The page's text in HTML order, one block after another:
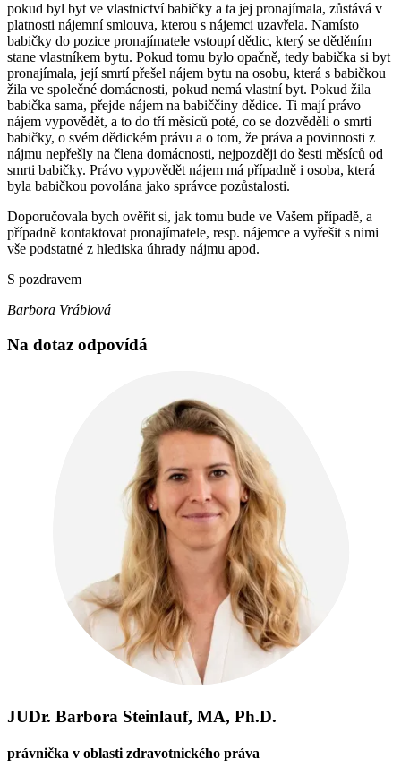
pokud byl byt ve vlastnictví babičky a ta jej pronajímala, zůstává v
platnosti nájemní smlouva, kterou s nájemci uzavřela. Namísto
babičky do pozice pronajímatele vstoupí dědic, který se děděním
stane vlastníkem bytu. Pokud tomu bylo opačně, tedy babička si byt
pronajímala, její smrtí přešel nájem bytu na osobu, která s babičkou
žila ve společné domácnosti, pokud nemá vlastní byt. Pokud žila
babička sama, přejde nájem na babiččiny dědice. Ti mají právo
nájem vypovědět, a to do tří měsíců poté, co se dozvěděli o smrti
babičky, o svém dědickém právu a o tom, že práva a povinnosti z
nájmu nepřešly na člena domácnosti, nejpozději do šesti měsíců od
smrti babičky. Právo vypovědět nájem má případně i osoba, která
byla babičkou povolána jako správce pozůstalosti.
Doporučovala bych ověřit si, jak tomu bude ve Vašem případě, a
případně kontaktovat pronajímatele, resp. nájemce a vyřešit s nimi
vše podstatné z hlediska úhrady nájmu apod.
S pozdravem
Barbora Vráblová
Na dotaz odpovídá
JUDr. Barbora Steinlauf, MA, Ph.D.
právnička v oblasti zdravotnického práva